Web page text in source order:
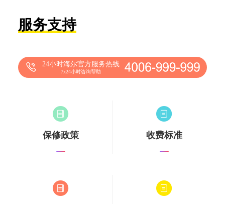
服务支持
24小时海尔官方服务热线
7x24小时咨询帮助
保修政策 收费标准